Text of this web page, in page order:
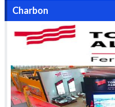
Charbon